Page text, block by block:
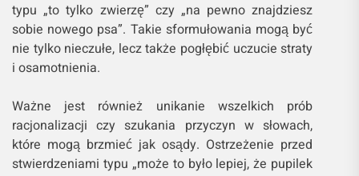
typu „to tylko zwierzę” czy „na pewno znajdziesz
sobie nowego psa”. Takie sformułowania mogą być
nie tylko nieczułe, lecz także pogłębić uczucie straty
i osamotnienia.
Ważne jest również unikanie wszelkich prób
racjonalizacji czy szukania przyczyn w słowach,
które mogą brzmieć jak osądy. Ostrzeżenie przed
stwierdzeniami typu „może to było lepiej, że pupilek